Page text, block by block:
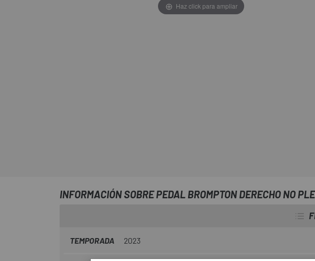
Haz click para ampliar
INFORMACIÓN SOBRE PEDAL BROMPTON DERECHO NO
TEMPORADA 2023